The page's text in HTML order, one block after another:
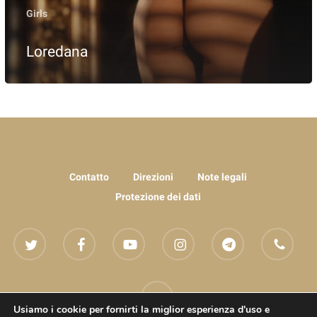
Girls
Loredana
Contatto Direzioni
Note legali
Protezione dei dati
twitter facebook youtube instagram telegram phone
email
Usiamo i cookie per fornirti la miglior esperienza d'uso e